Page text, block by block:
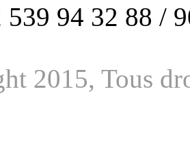
94 32 88 /
2015, Tous